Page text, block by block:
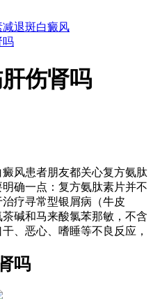
减退斑白癜风
吗
伤肾吗
风患者朋友都关心复方氨肽
确一点：复方氨肽素片并不
疗寻常型银屑病（牛皮
碱和马来酸氯苯那敏，不含
、恶心、嗜睡等不良反应，
吗